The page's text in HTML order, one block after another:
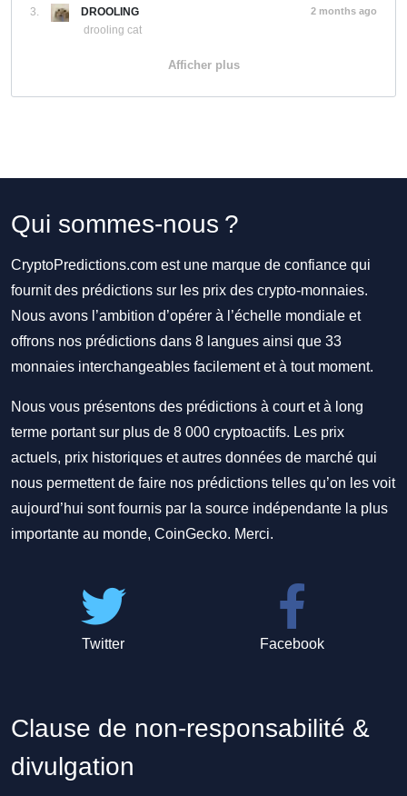
3.
DROOLING
drooling cat
2 months ago
Afficher plus
Qui sommes-nous ?
CryptoPredictions.com est une marque de confiance qui
fournit des prédictions sur les prix des crypto-monnaies.
Nous avons l’ambition d’opérer à l’échelle mondiale et
offrons nos prédictions dans 8 langues ainsi que 33
monnaies interchangeables facilement et à tout moment.
Nous vous présentons des prédictions à court et à long
terme portant sur plus de 8 000 cryptoactifs. Les prix
actuels, prix historiques et autres données de marché qui
nous permettent de faire nos prédictions telles qu’on les voit
aujourd’hui sont fournis par la source indépendante la plus
importante au monde, CoinGecko. Merci.
Twitter Facebook
Clause de non-responsabilité &
divulgation